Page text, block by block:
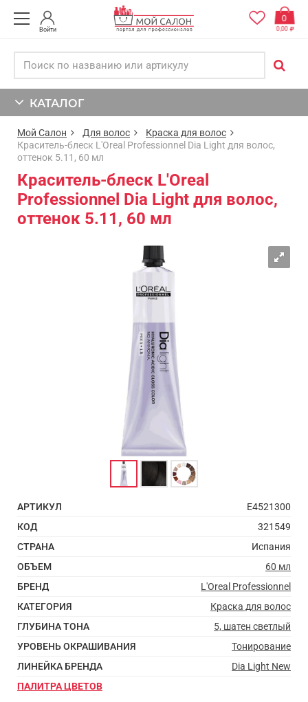
Войти
0
0,00
КАТАЛОГ
Мой Салон Для волос
Краска для волос
Краситель-блеск L'Oreal Professionnel Dia Light для волос,
оттенок 5.11, 60 мл
Краситель-блеск L'Oreal
Professionnel Dia Light для волос,
оттенок 5.11, 60 мл
АРТИКУЛ
E4521300
КОД
321549
СТРАНА
Испания
ОБЪЕМ
60 мл
БРЕНД
L'Oreal Professionnel
КАТЕГОРИЯ
Краска для волос
ГЛУБИНА ТОНА
5, шатен светлый
УРОВЕНЬ ОКРАШИВАНИЯ
Тонирование
ЛИНЕЙКА БРЕНДА
Dia Light New
ПАЛИТРА ЦВЕТОВ